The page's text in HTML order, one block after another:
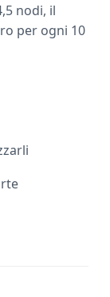
nodi, il
per ogni 10